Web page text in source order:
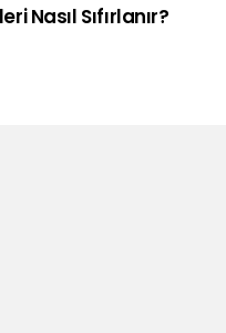
Nasıl Sıfırlanır?